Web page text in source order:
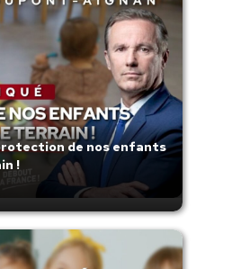
de nos enfants
!